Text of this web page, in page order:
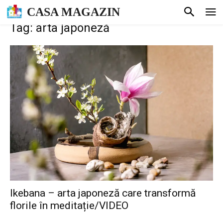
CASA MAGAZIN
Tag: arta japoneză
Ikebana – arta japoneză care transformă
florile în meditație/VIDEO